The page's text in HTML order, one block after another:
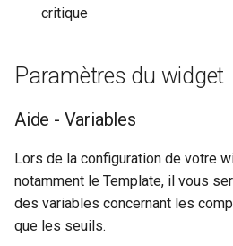
critique
Paramètres du widget
Aide - Variables
Lors de la configuration de votre
notamment le Template, il vous
des variables concernant les
que les seuils.